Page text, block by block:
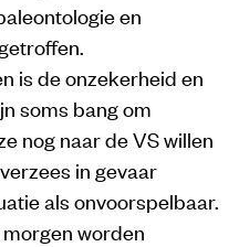
en
is de onzekerheid en
soms bang om
nog naar de VS willen
in gevaar
als onvoorspelbaar.
worden